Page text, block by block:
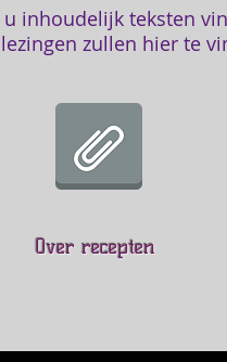
u inhoudelijk teksten
zullen hier te
Over recepten